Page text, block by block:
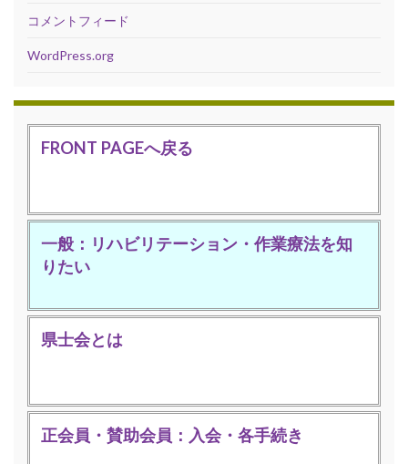
コメントフィード
WordPress.org
FRONT PAGEへ戻る
一般：リハビリテーション・作業療法を知
りたい
県士会とは
正会員・賛助会員：入会・各手続き